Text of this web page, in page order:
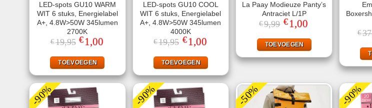
LED-spots GU10 WARM
WIT 6 stuks, Energielabel
A+, 4.8W>50W 345lumen
2700K
€19,95 Oorspronkelijke
prijs
€19,95.
€ 1,00
€1,00.
TOEVOEGEN
LED-spots GU10 COOL
WIT 6 stuks, Energielabel
A+, 4.8W>50W 345lumen
4000K
€19,95 Oorspronkelijke
prijs
€19,95.
€ 1,00Huidige
€1,00.
TOEVOEGEN
La Paay Modieuze Panty’s
Antraciet L/1P
€9,99 Oorspronkelijke
prijs
€9,99.
€ 1,00Huidige
€1,00.
TOEVOEGEN
€
-90% -90% -50% -90%